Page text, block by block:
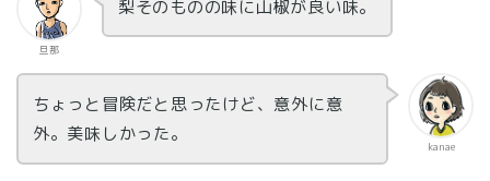
旦那
梨そのものの味に山椒が良い味。
kanae
ちょっと冒険だと思ったけど、意外に意
外。美味しかった。